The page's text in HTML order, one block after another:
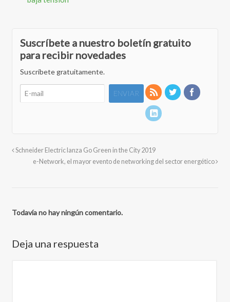
Suscríbete a nuestro boletín gratuito
para recibir novedades
Suscríbete gratuitamente.
Schneider Electric lanza Go Green in the City 2019
e-Network, el mayor evento de networking del sector energético
Todavía no hay ningún comentario.
Deja una respuesta